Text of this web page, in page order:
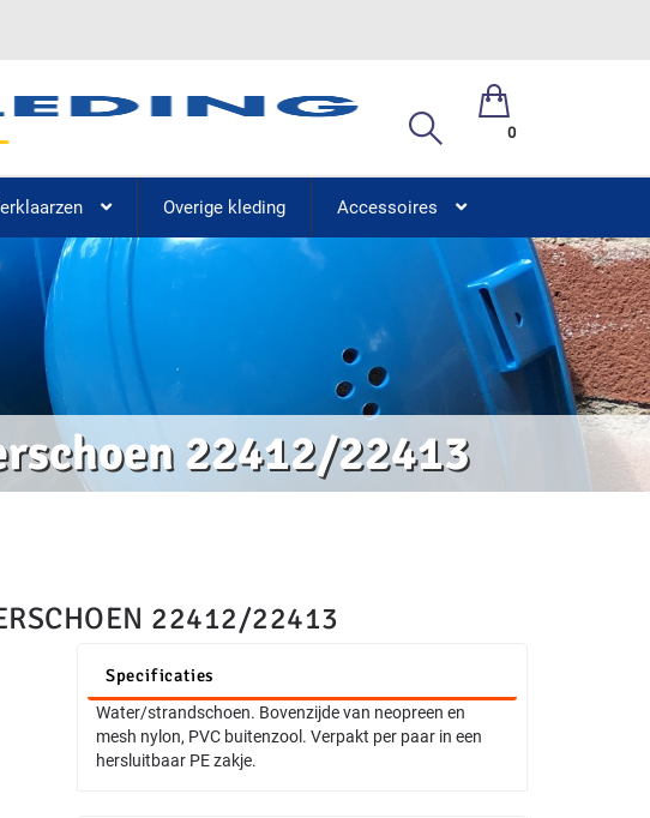
0
Overige kleding Accessoires
22412/22413
22412/22413
Specificaties
Water/strandschoen. Bovenzijde van neopreen en
mesh nylon, PVC buitenzool. Verpakt per paar in een
hersluitbaar PE zakje.